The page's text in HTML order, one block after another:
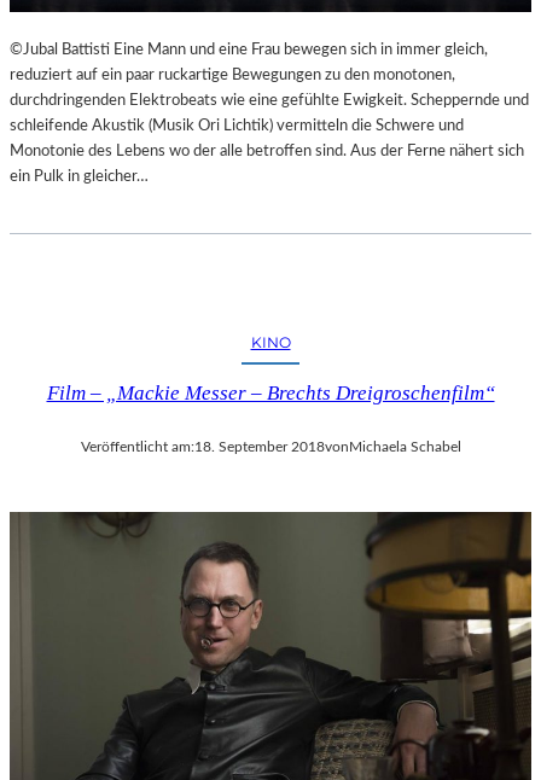
©Jubal Battisti Eine Mann und eine Frau bewegen sich in immer gleich,
reduziert auf ein paar ruckartige Bewegungen zu den monotonen,
durchdringenden Elektrobeats wie eine gefühlte Ewigkeit. Scheppernde und
schleifende Akustik (Musik Ori Lichtik) vermitteln die Schwere und
Monotonie des Lebens wo der alle betroffen sind. Aus der Ferne nähert sich
ein Pulk in gleicher…
KINO
Film – „Mackie Messer – Brechts Dreigroschenfilm“
Veröffentlicht am:18. September 2018vonMichaela Schabel